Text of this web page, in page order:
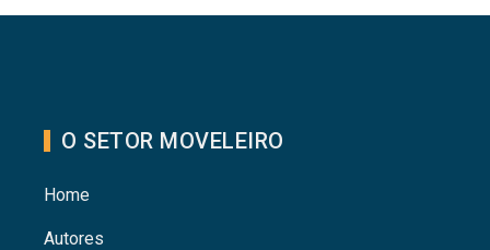
O SETOR MOVELEIRO
Home
Autores